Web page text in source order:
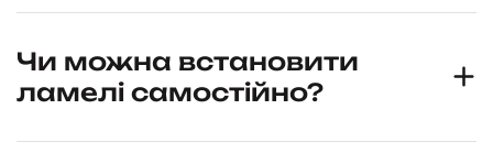
Чи можна встановити
ламелі самостійно?